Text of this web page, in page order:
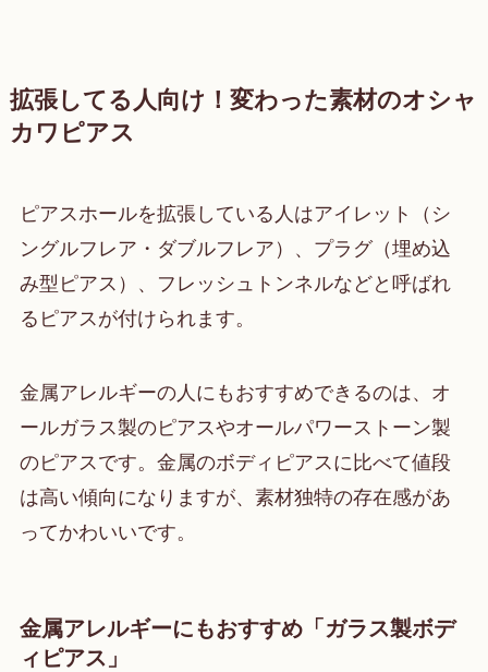
拡張してる人向け！変わった素材のオシャ
カワピアス
ピアスホールを拡張している人はアイレット（シ
ングルフレア・ダブルフレア）、プラグ（埋め込
み型ピアス）、フレッシュトンネルなどと呼ばれ
るピアスが付けられます。
金属アレルギーの人にもおすすめできるのは、オ
ールガラス製のピアスやオールパワーストーン製
のピアスです。金属のボディピアスに比べて値段
は高い傾向になりますが、素材独特の存在感があ
ってかわいいです。
金属アレルギーにもおすすめ「ガラス製ボデ
ィピアス」